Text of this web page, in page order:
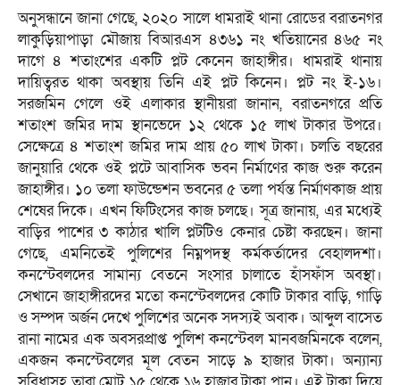
অনুসন্ধানে জানা গেছে, ২০২০ সালে ধামরাই থানা রোডের বরাতনগর
লাকুড়িয়াপাড়া মৌজায় বিআরএস ৪৩৬১ নং খতিয়ানের ৪৬৫ নং
দাগে ৪ শতাংশের একটি প্লট কেনেন জাহাঙ্গীর। ধামরাই থানায়
দায়িত্বরত থাকা অবস্থায় তিনি এই প্লট কিনেন। প্লট নং ই-১৬।
সরজমিন গেলে ওই এলাকার স্থানীয়রা জানান, বরাতনগরে প্রতি
শতাংশ জমির দাম স্থানভেদে ১২ থেকে ১৫ লাখ টাকার উপরে।
সেক্ষেত্রে ৪ শতাংশ জমির দাম প্রায় ৫০ লাখ টাকা। চলতি বছরের
জানুয়ারি থেকে ওই প্লটে আবাসিক ভবন নির্মাণের কাজ শুরু করেন
জাহাঙ্গীর। ১০ তলা ফাউন্ডেশন ভবনের ৫ তলা পর্যন্ত নির্মাণকাজ প্রায়
শেষের দিকে। এখন ফিটিংসের কাজ চলছে। সূত্র জানায়, এর মধ্যেই
বাড়ির পাশের ৩ কাঠার খালি প্লটটিও কেনার চেষ্টা করছেন। জানা
গেছে, এমনিতেই পুলিশের নিম্নপদস্থ কর্মকর্তাদের বেহালদশা।
কনস্টেবলদের সামান্য বেতনে সংসার চালাতে হাঁসফাঁস অবস্থা।
সেখানে জাহাঙ্গীরদের মতো কনস্টেবলদের কোটি টাকার বাড়ি, গাড়ি
ও সম্পদ অর্জন দেখে পুলিশের অনেক সদস্যই অবাক। আব্দুল বাসেত
রানা নামের এক অবসরপ্রাপ্ত পুলিশ কনস্টেবল মানবজমিনকে বলেন,
একজন কনস্টেবলের মূল বেতন সাড়ে ৯ হাজার টাকা। অন্যান্য